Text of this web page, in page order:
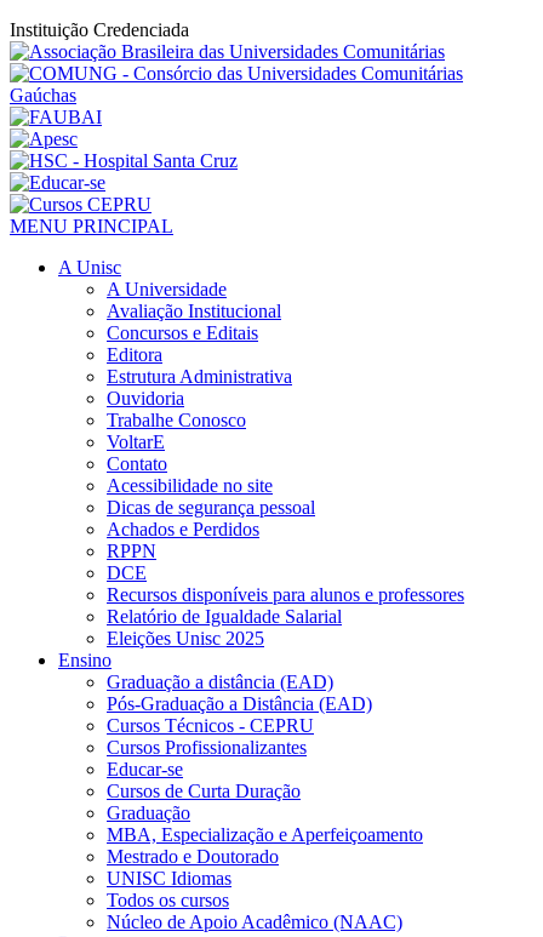
Instituição Credenciada
MENU PRINCIPAL
A Unisc
A Universidade
Avaliação Institucional
Concursos e Editais
Editora
Estrutura Administrativa
Ouvidoria
Trabalhe Conosco
VoltarE
Contato
Acessibilidade no site
Dicas de segurança pessoal
Achados e Perdidos
RPPN
DCE
Recursos disponíveis para alunos e professores
Relatório de Igualdade Salarial
Eleições Unisc 2025
Ensino
Graduação a distância (EAD)
Pós-Graduação a Distância (EAD)
Cursos Técnicos - CEPRU
Cursos Profissionalizantes
Educar-se
Cursos de Curta Duração
Graduação
MBA, Especialização e Aperfeiçoamento
Mestrado e Doutorado
UNISC Idiomas
Todos os cursos
Núcleo de Apoio Acadêmico (NAAC)